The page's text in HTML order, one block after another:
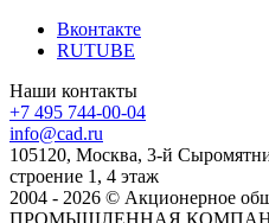
Вконтакте
RUTUBE
Наши контакты
+7 495 744-00-04
info@cad.ru
105120, Москва, 3-й
строение 1, 4 этаж
2004 - 2026 © Акционерное
ПРОМЫШЛЕННАЯ